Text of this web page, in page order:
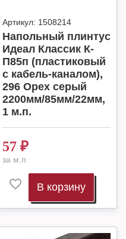
Артикул: 1508214
Напольный плинтус
Идеал Классик К-
П85п (пластиковый
с кабель-каналом),
296 Орех серый
2200мм/85мм/22мм,
1 м.п.
57 ₽
за м.п.
В корзину